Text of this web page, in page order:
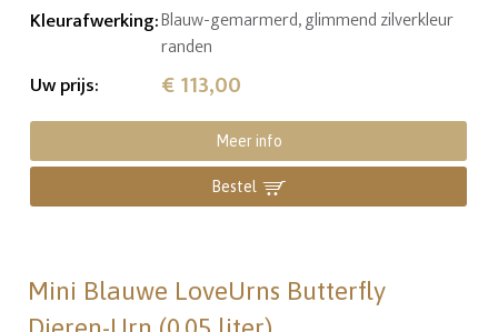
Kleurafwerking:Blauw-gemarmerd, glimmend zilverkleur
randen
Uw prijs: € 113,00
Meer info
Bestel
Mini Blauwe LoveUrns Butterfly